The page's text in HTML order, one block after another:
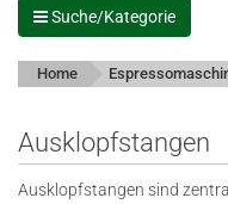
Suche/Kategorie
Home
Ausklopfstangen
Ausklopfstangen sind